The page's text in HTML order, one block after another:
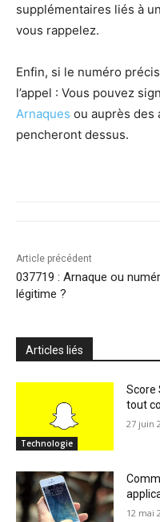
supplémentaires liés à
vous rappelez.
Enfin, si le numéro
l’appel : Vous pouvez
Arnaques ou auprès des
pencheront dessus.
Article précédent
037719 : Arnaque ou
légitime ?
Articles liés
Technologie
Score
tout
27 juin
12 mai